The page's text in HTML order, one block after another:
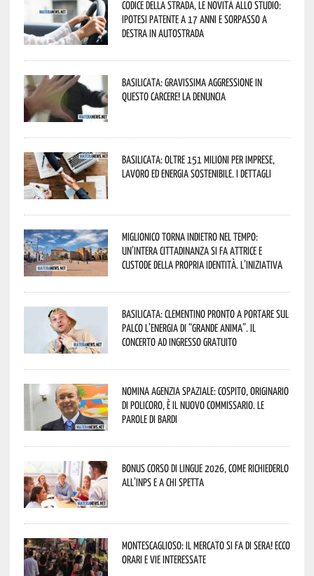
Codice della strada, le novità allo studio:
ipotesi patente a 17 anni e sorpasso a
destra in autostrada
Basilicata: gravissima aggressione in
questo Carcere! La denuncia
Basilicata: oltre 151 milioni per imprese,
lavoro ed energia sostenibile. I dettagli
Miglionico torna indietro nel tempo:
un’intera cittadinanza si fa attrice e
custode della propria identità. L’iniziativa
Basilicata: Clementino pronto a portare sul
palco l’energia di “Grande Anima”. Il
concerto ad ingresso gratuito
Nomina Agenzia Spaziale: Cospito, originario
di Policoro, è il nuovo commissario. Le
parole di Bardi
Bonus corso di lingue 2026, come richiederlo
all’INPS e a chi spetta
Montescaglioso: il mercato si fa di sera! Ecco
orari e vie interessate